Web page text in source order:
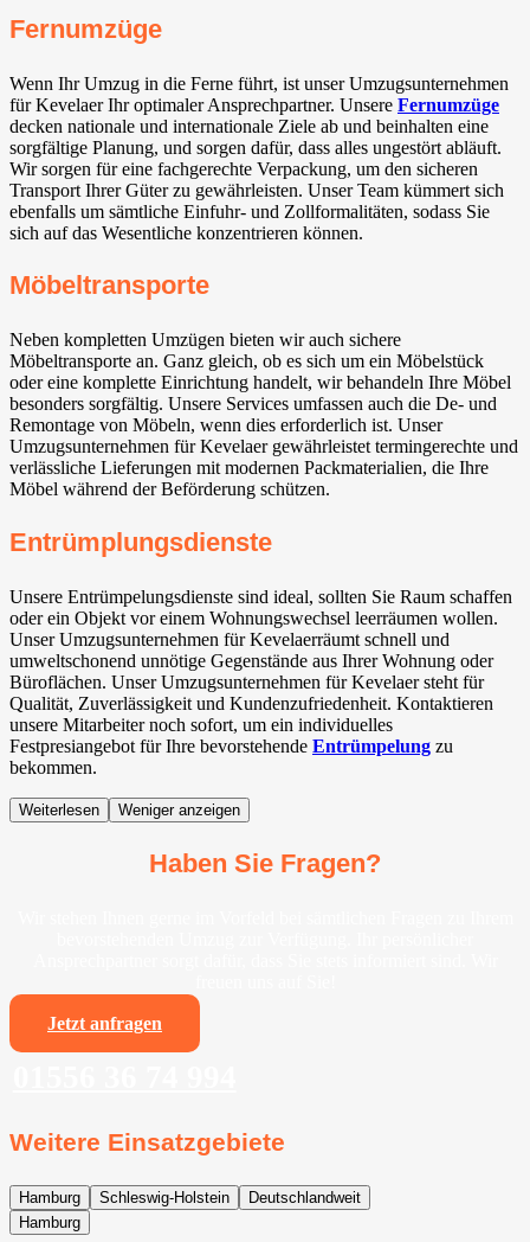
Fernumzüge
Wenn Ihr Umzug in die Ferne führt, ist unser Umzugsunternehmen
für Kevelaer Ihr optimaler Ansprechpartner. Unsere Fernumzüge
decken nationale und internationale Ziele ab und beinhalten eine
sorgfältige Planung, und sorgen dafür, dass alles ungestört abläuft.
Wir sorgen für eine fachgerechte Verpackung, um den sicheren
Transport Ihrer Güter zu gewährleisten. Unser Team kümmert sich
ebenfalls um sämtliche Einfuhr- und Zollformalitäten, sodass Sie
sich auf das Wesentliche konzentrieren können.
Möbeltransporte
Neben kompletten Umzügen bieten wir auch sichere
Möbeltransporte an. Ganz gleich, ob es sich um ein Möbelstück
oder eine komplette Einrichtung handelt, wir behandeln Ihre Möbel
besonders sorgfältig. Unsere Services umfassen auch die De- und
Remontage von Möbeln, wenn dies erforderlich ist. Unser
Umzugsunternehmen für Kevelaer gewährleistet termingerechte und
verlässliche Lieferungen mit modernen Packmaterialien, die Ihre
Möbel während der Beförderung schützen.
Entrümplungsdienste
Unsere Entrümpelungsdienste sind ideal, sollten Sie Raum schaffen
oder ein Objekt vor einem Wohnungswechsel leerräumen wollen.
Unser Umzugsunternehmen für Kevelaerräumt schnell und
umweltschonend unnötige Gegenstände aus Ihrer Wohnung oder
Büroflächen. Unser Umzugsunternehmen für Kevelaer steht für
Qualität, Zuverlässigkeit und Kundenzufriedenheit. Kontaktieren
unsere Mitarbeiter noch sofort, um ein individuelles
Festpresiangebot für Ihre bevorstehende Entrümpelung zu
bekommen.
Weiterlesen Weniger anzeigen
Haben Sie Fragen?
Jetzt anfragen
Weitere Einsatzgebiete
Hamburg Schleswig-Holstein
Deutschlandweit
Hamburg